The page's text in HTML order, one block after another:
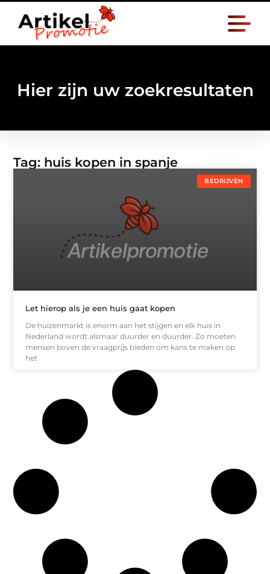
Hier zijn uw zoekresultaten
Tag: huis kopen in spanje
BEDRIJVEN
Let hierop als je een huis gaat kopen
De huizenmarkt is enorm aan het stijgen en elk huis in
Nederland wordt alsmaar duurder en duurder. Zo moeten
mensen boven de vraagprijs bieden om kans te maken op
het